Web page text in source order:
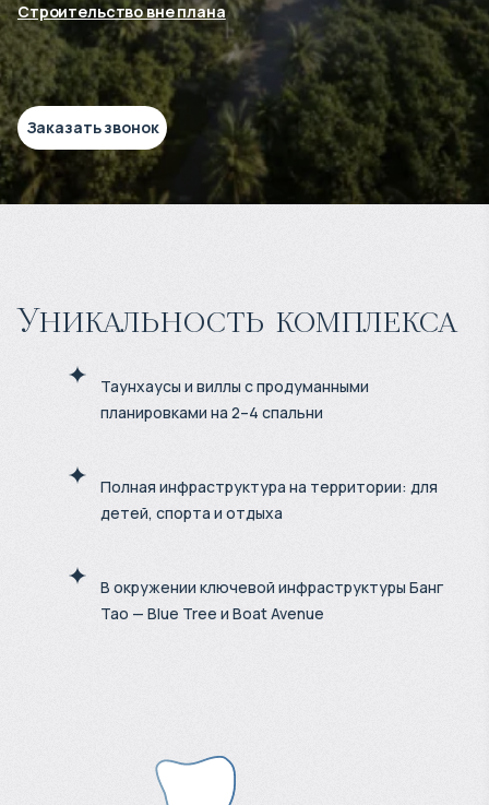
Строительство вне плана
Заказать звонок
Уникальность комплекса
Таунхаусы и виллы с продуманными
планировками на 2–4 спальни
Полная инфраструктура на территории: для
детей, спорта и отдыха
В окружении ключевой инфраструктуры Банг
Тао — Blue Tree и Boat Avenue